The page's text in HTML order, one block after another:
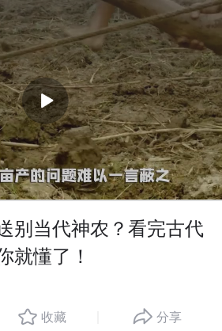
别当代神农？看完古代
就懂了！
收藏 分享